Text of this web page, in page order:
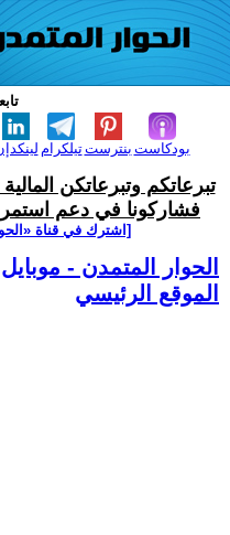
تيلكرامبنترست بودكاست
تبرعاتكم وتبرعاتكن
فشاركونا في دعم
[اشترك في قناة
الحوار المتمدن - موبايل
الموقع الرئيسي